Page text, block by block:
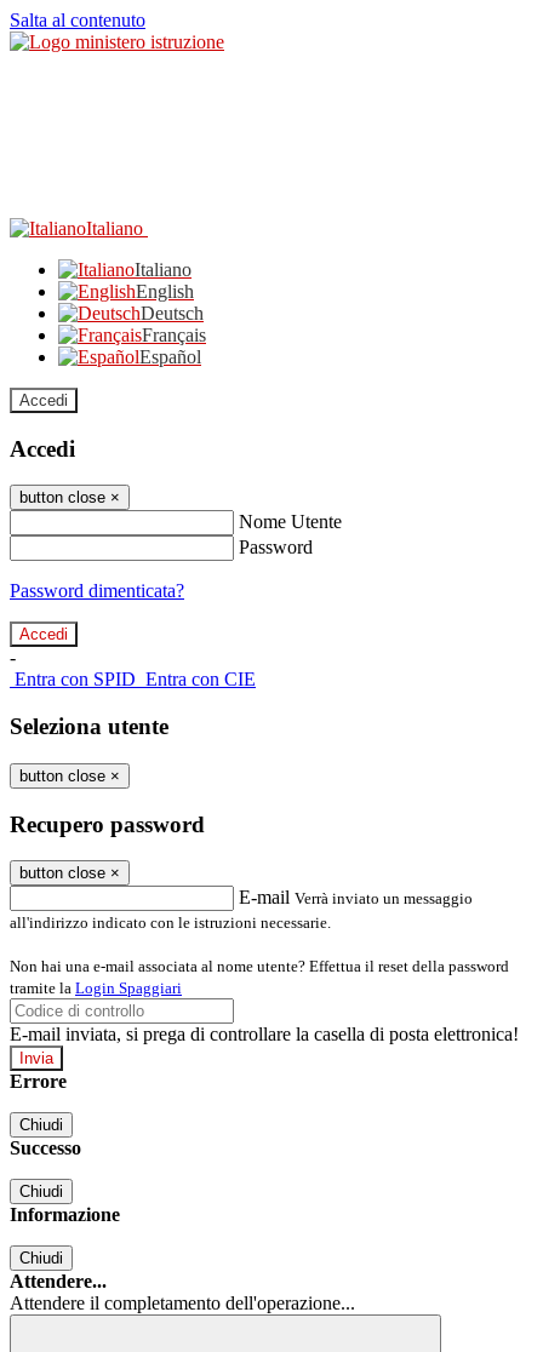
Salta al contenuto
Italiano
Italiano
English
Deutsch
Français
Español
Accedi
Accedi
button close ×
Nome Utente
Password
Password dimenticata?
-
Entra con SPID Entra con CIE
Seleziona utente
button close ×
Recupero password
button close ×
E-mail Verrà inviato un messaggio
all'indirizzo indicato con le istruzioni necessarie.
Non hai una e-mail associata al nome utente? Effettua il reset della password
tramite la Login Spaggiari
E-mail inviata, si prega di controllare la casella di posta elettronica!
Errore
Chiudi
Successo
Chiudi
Informazione
Chiudi
Attendere...
Attendere il completamento dell'operazione...